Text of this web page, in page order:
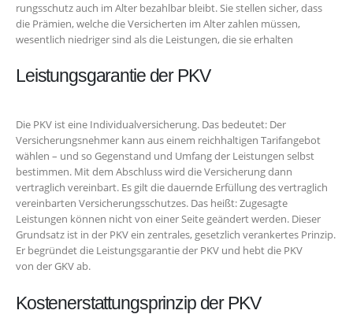
rungsschutz auch im Alter bezahlbar bleibt. Sie stellen sicher, dass
die Prämien, welche die Versicherten im Alter zahlen müssen,
wesent­lich niedriger sind als die Leistungen, die sie erhalten
Leistungsgarantie der PKV
Die PKV ist eine Individualversicherung. Das bedeutet: Der
Versicherungsnehmer kann aus einem reichhaltigen Tarifangebot
wählen – und so Gegenstand und Umfang der Leistungen selbst
bestimmen. Mit dem Abschluss wird die Versicherung dann
vertraglich vereinbart. Es gilt die dauernde Erfüllung des vertraglich
ver­einbarten Versicherungsschutzes. Das heißt: Zugesagte
Leistungen können nicht von einer Seite geändert werden. Dieser
Grund­satz ist in der PKV ein zentrales, gesetzlich verankertes Prinzip.
Er begründet die Leis­tungsgarantie der PKV und hebt die PKV
von der GKV ab.
Kostenerstattungsprinzip der PKV